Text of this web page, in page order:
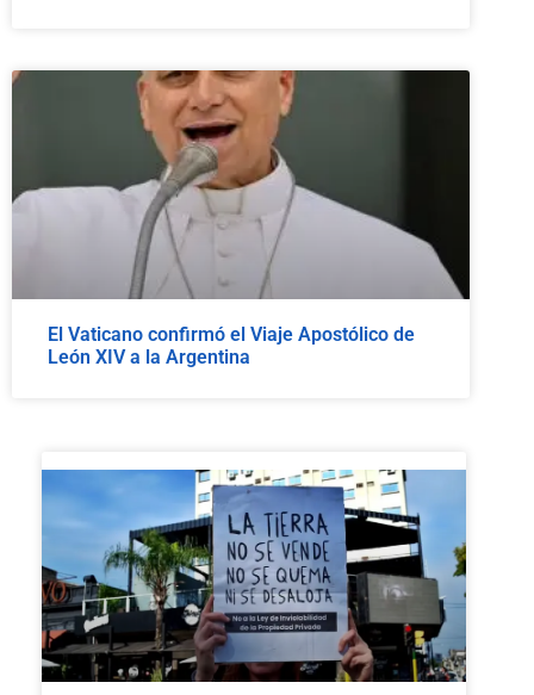
El Vaticano confirmó el Viaje Apostólico de
León XIV a la Argentina